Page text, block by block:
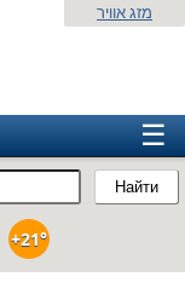
Найти
מזג אוויר
☰
+21°